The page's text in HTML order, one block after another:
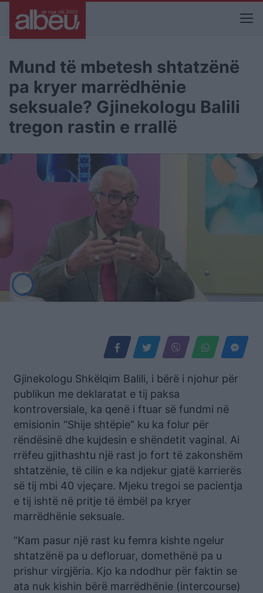
Mund të mbetesh shtatzënë
pa kryer marrëdhënie
seksuale? Gjinekologu Balili
tregon rastin e rrallë
Gjinekologu Shkëlqim Balili, i bërë i njohur për
publikun me deklaratat e tij paksa
kontroversiale, ka qenë i ftuar së fundmi në
emisionin “Shije shtëpie” ku ka folur për
rëndësinë dhe kujdesin e shëndetit vaginal. Ai
rrëfeu gjithashtu një rast jo fort të zakonshëm
shtatzënie, të cilin e ka ndjekur gjatë karrierës
së tij mbi 40 vjeçare. Mjeku tregoi se pacientja
e tij ishtë në pritje të ëmbël pa kryer
marrëdhënie seksuale.
“Kam pasur një rast ku femra kishte ngelur
shtatzënë pa u defloruar, domethënë pa u
prishur virgjëria. Kjo ka ndodhur për faktin se
ata nuk kishin bërë marrëdhënie (intercourse)